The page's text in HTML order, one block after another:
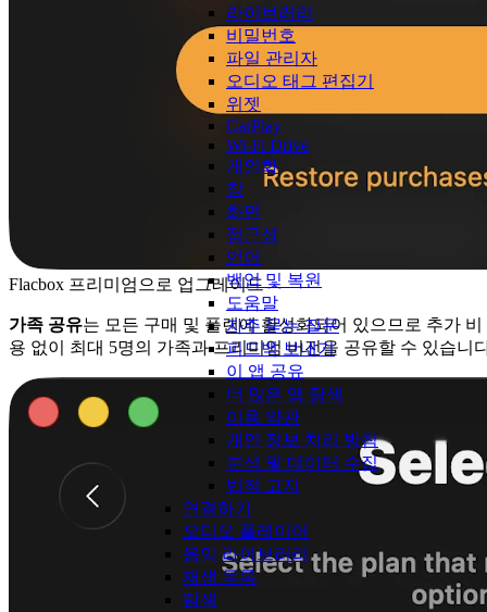
라이브러리
비밀번호
파일 관리자
오디오 태그 편집기
위젯
CarPlay
Wi-Fi Drive
개인화
창
화면
접근성
언어
백업 및 복원
도움말
자주 묻는 질문
피드백 보내기
이 앱 공유
더 많은 앱 탐색
이용 약관
개인 정보 처리 방침
분석 및 데이터 수집
법적 고지
연결하기
오디오 플레이어
음악 라이브러리
재생 목록
탐색
Flacbox 프리미엄으로 업그레이드
가족 공유는 모든 구매 및 플랜에 활성화되어 있으므로 추가 비
용 없이 최대 5명의 가족과 프리미엄 버전을 공유할 수 있습니